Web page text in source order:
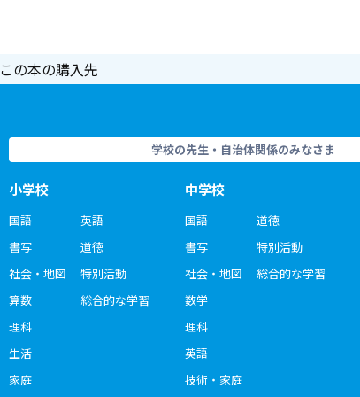
この本の購入先
学校の先生・自治体関係のみなさま
小学校
国語
書写
社会・地図
算数
理科
生活
家庭
英語
道徳
特別活動
総合的な学習
中学校
国語
書写
社会・地図
数学
理科
英語
技術・家庭
道徳
特別活動
総合的な学習